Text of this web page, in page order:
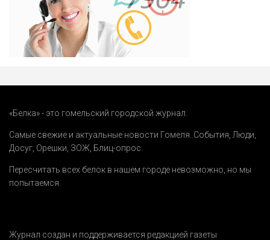
«Белка» - это гомельский городской журнал.
Самые свежие и актуальные новости Гомеля. События Люди
Досуг Орешки ЗОЖ Блиц-опрос
Пересчитать всех белок в нашем городе невозможно, но мы
попытаемся.
Журнал создан и поддерживается редакцией газеты